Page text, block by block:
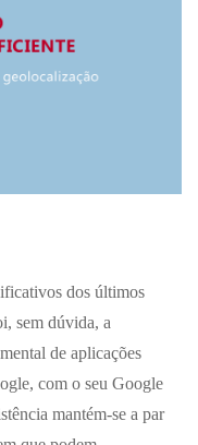
dos últimos
sem dúvida, a
de aplicações
com o seu Google
mantém-se a par